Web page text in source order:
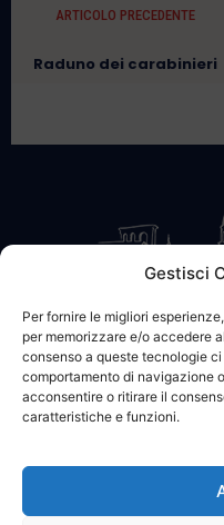
Gestisci
Per fornire le migliori
per memorizzare e/o accedere
consenso a queste tecnologie
comportamento di navigazione
acconsentire o ritirare il
caratteristiche e funzioni.
ARTICOLO PRECEDENTE
Raduno dei carabinieri
CONTATTACI
© 2002 - 2026